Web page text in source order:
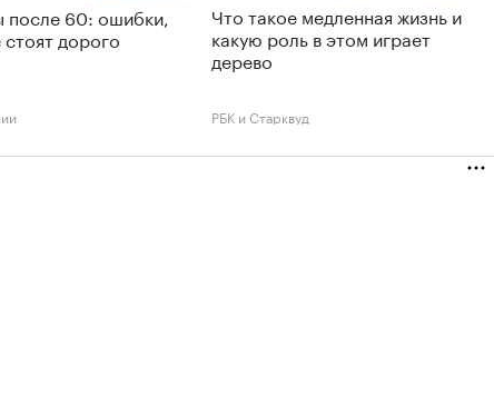
60: ошибки,
дорого
Что такое медленная жизнь и
какую роль в этом играет
дерево
РБК и Старквуд